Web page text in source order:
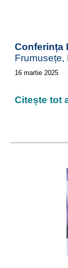
Conferința
Frumusețe,
16 martie 2025
Citește tot